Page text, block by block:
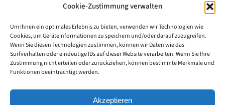
Cookie-Zustimmung verwalten
Um Ihnen ein optimales Erlebnis zu bieten, verwenden wir Technologien wie
Cookies, um Geräteinformationen zu speichern und/oder darauf zuzugreifen.
Wenn Sie diesen Technologien zustimmen, können wir Daten wie das
Surfverhalten oder eindeutige IDs auf dieser Website verarbeiten. Wenn Sie Ihre
Zustimmung nicht erteilen oder zurückziehen, können bestimmte Merkmale und
Funktionen beeinträchtigt werden.
Akzeptieren